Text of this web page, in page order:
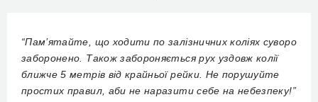
“Пам’ятайте, що ходити по залізничних коліях суворо
заборонено. Також забороняється рух уздовж колії
ближче 5 метрів від крайньої рейки. Не порушуйте
простих правил, аби не наразити себе на небезпеку!”